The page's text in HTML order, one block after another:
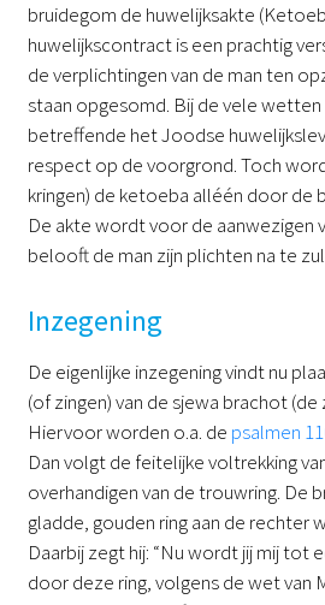
bruidegom de huwelijksakte
huwelijkscontract is een prachtig
de verplichtingen van de man ten
staan opgesomd. Bij de vele
betreffende het Joodse
respect op de voorgrond. Toch
kringen) de ketoeba alléén door de
De akte wordt voor de aanwezigen
belooft de man zijn plichten na te
Inzegening
De eigenlijke inzegening vindt nu
(of zingen) van de sjewa brachot
Hiervoor worden o.a. de psalmen
Dan volgt de feitelijke voltrekking
overhandigen van de trouwring. De
gladde, gouden ring aan de rechter
Daarbij zegt hij: “Nu wordt jij mij tot
door deze ring, volgens de wet van